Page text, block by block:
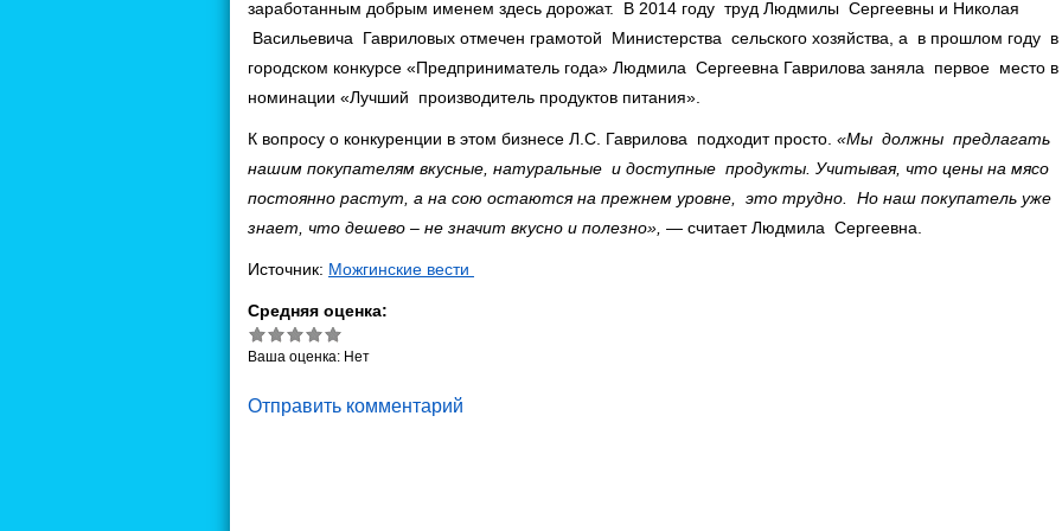
заработанным добрым именем здесь дорожат. В 2014 году труд Людмилы Сергеевны и Николая
Васильевича Гавриловых отмечен грамотой Министерства сельского хозяйства, а в прошлом году в
городском конкурсе «Предприниматель года» Людмила Сергеевна Гаврилова заняла первое место в
номинации «Лучший производитель продуктов питания».
К вопросу о конкуренции в этом бизнесе Л.С. Гаврилова подходит просто. «Мы должны предлагать
нашим покупателям вкусные, натуральные и доступные продукты. Учитывая, что цены на мясо
постоянно растут, а на сою остаются на прежнем уровне, это трудно. Но наш покупатель уже
знает, что дешево – не значит вкусно и полезно», — считает Людмила Сергеевна.
Источник: Можгинские вести
Средняя оценка:
Ваша оценка: Нет
Отправить комментарий